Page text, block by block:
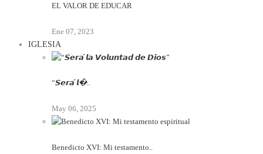
EL VALOR DE EDUCAR
Ene 07, 2023
IGLESIA
“𝙎𝙚𝙧𝙖́ 𝙡�..
May 06, 2025
Benedicto XVI: Mi testamento..